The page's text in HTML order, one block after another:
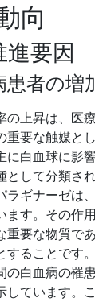
向
要因
患者の増
の上昇は、医
重要な触媒と
に白血球に影
として分類さ
ラギナーゼは
ます。その作
重要な物質で
することです
の白血病の罹
しています。